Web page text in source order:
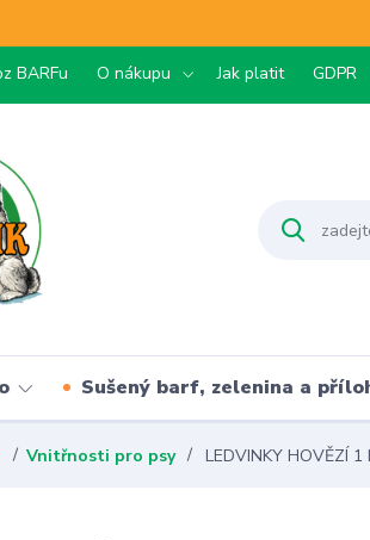
BARFu O nákupu Jak platit GDPR
Sušený barf, zelenina a
Vnitřnosti pro psy LEDVINKY HOVĚZÍ 1